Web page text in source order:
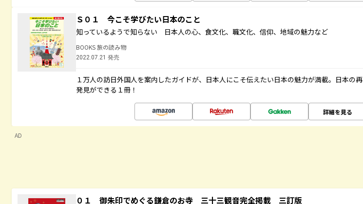
Ｓ０１ 今こそ学びたい日本のこと
知っているようで知らない 日本人の心、食文化、職文化、信仰、地域の魅力など
BOOKS 旅の読み物
2022.07.21 発売
１万人の訪日外国人を案内したガイドが、日本人にこそ伝えたい日本の魅力が満載。日本の再
発見ができる１冊！
詳細を見る
AD
０１ 御朱印でめぐる鎌倉のお寺 三十三観音完全掲載 三訂版